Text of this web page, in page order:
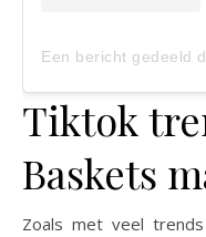
Tiktok
Baskets
Zoals met veel